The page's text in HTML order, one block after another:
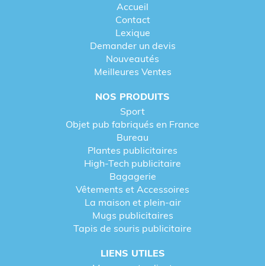
Accueil
Contact
Lexique
Demander un devis
Nouveautés
Meilleures Ventes
NOS PRODUITS
Sport
Objet pub fabriqués en France
Bureau
Plantes publicitaires
High-Tech publicitaire
Bagagerie
Vêtements et Accessoires
La maison et plein-air
Mugs publicitaires
Tapis de souris publicitaire
LIENS UTILES